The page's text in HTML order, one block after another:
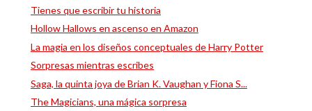
Tienes que escribir tu historia
Hollow Hallows en ascenso en Amazon
La magia en los diseños conceptuales de Harry Potter
Sorpresas mientras escribes
Saga, la quinta joya de Brian K. Vaughan y Fiona S...
The Magicians, una mágica sorpresa